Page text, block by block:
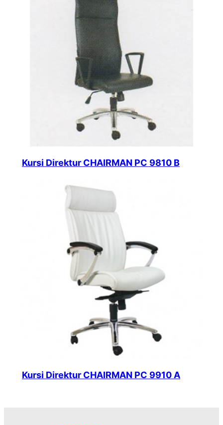
Kursi Direktur CHAIRMAN PC 9810 B
Kursi Direktur CHAIRMAN PC 9910 A